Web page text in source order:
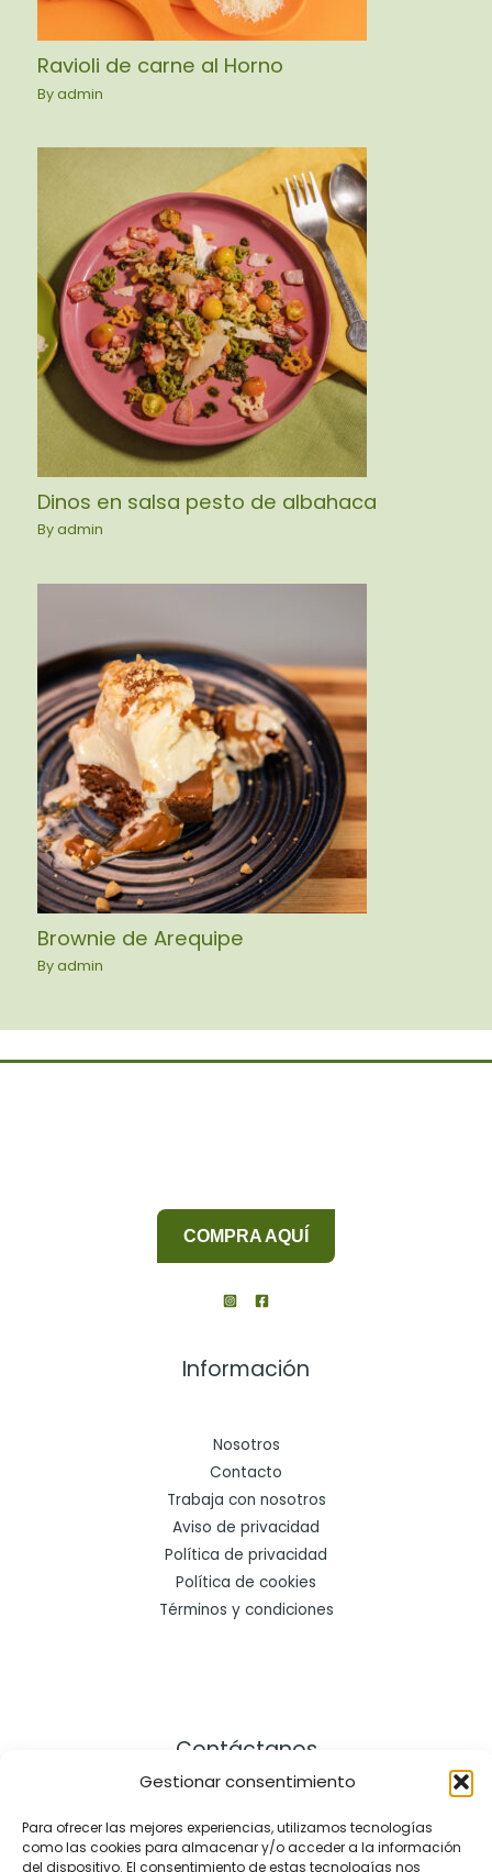
Gestionar consentimiento
Para ofrecer las mejores experiencias, utilizamos tecnologías
como las cookies para almacenar y/o acceder a la información
del dispositivo. El consentimiento de estas tecnologías nos
Ravioli de carne al Horno
Byadmin
Dinos en salsa pesto de albahaca
Byadmin
Brownie de Arequipe
Byadmin
COMPRA AQUÍ
Información
Nosotros
Contacto
Trabaja con nosotros
Aviso de privacidad
Política de privacidad
Política de cookies
Términos y condiciones
Contáctanos
Dirección:
Cra. 21 # 164 – 57, Bogotá Colombia